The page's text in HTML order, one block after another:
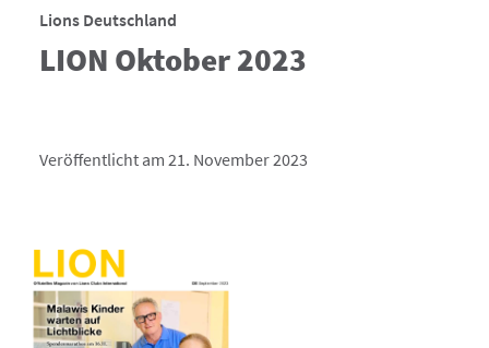
Lions Deutschland
LION Oktober 2023
Veröffentlicht am 21. November 2023